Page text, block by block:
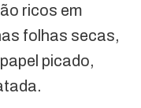
ricos em
folhas secas,
picado,